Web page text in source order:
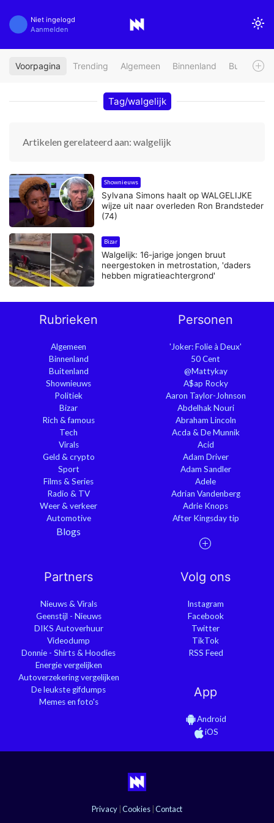
Niet ingelogd
Aanmelden
Voorpagina Trending Algemeen Binnenland Buitenland
Tag/walgelijk
Artikelen gerelateerd aan: walgelijk
Shownieuws
Sylvana Simons haalt op WALGELIJKE
wijze uit naar overleden Ron Brandsteder
(74)
Bizar
Walgelijk: 16-jarige jongen bruut
neergestoken in metrostation, 'daders
hebben migratieachtergrond'
Rubrieken
Algemeen
Binnenland
Buitenland
Shownieuws
Politiek
Bizar
Rich & famous
Tech
Virals
Geld & crypto
Sport
Films & Series
Radio & TV
Weer & verkeer
Automotive
Blogs
Personen
'Joker: Folie à Deux'
50 Cent
@Mattykay
A$ap Rocky
Aaron Taylor-Johnson
Abdelhak Nouri
Abraham Lincoln
Acda & De Munnik
Acid
Adam Driver
Adam Sandler
Adele
Adrian Vandenberg
Adrie Knops
After Kingsday tip
Partners
Nieuws & Virals
Geenstijl - Nieuws
DIKS Autoverhuur
Videodump
Donnie - Shirts & Hoodies
Energie vergelijken
Autoverzekering vergelijken
De leukste gifdumps
Memes en foto's
Volg ons
Instagram
Facebook
Twitter
TikTok
RSS Feed
App
Android
iOS
Privacy Cookies Contact